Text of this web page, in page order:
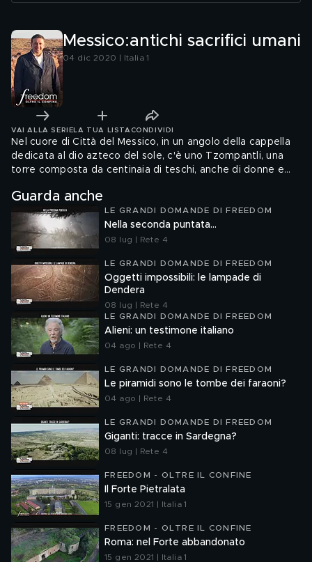
Messico:antichi sacrifici umani
04 dic 2020 | Italia 1
VAI ALLA SERIE LA TUA LISTA CONDIVIDI
Nel cuore di Città del Messico, in un angolo della cappella
dedicata al dio azteco del sole, c'è uno Tzompantli, una
torre composta da centinaia di teschi, anche di donne e
leggenda: ha spaventato i conquistadores spagnoli, arrivati
per espugnare quella che un tempo era la capitale
dell'impero azteco, Tenochtitlan.
Guarda anche
LE GRANDI DOMANDE DI FREEDOM
Nella seconda puntata...
08 lug | Rete 4
LE GRANDI DOMANDE DI FREEDOM
Oggetti impossibili: le lampade di
Dendera
08 lug | Rete 4
LE GRANDI DOMANDE DI FREEDOM
Alieni: un testimone italiano
04 ago | Rete 4
LE GRANDI DOMANDE DI FREEDOM
Le piramidi sono le tombe dei faraoni?
04 ago | Rete 4
LE GRANDI DOMANDE DI FREEDOM
Giganti: tracce in Sardegna?
08 lug | Rete 4
FREEDOM - OLTRE IL CONFINE
Il Forte Pietralata
15 gen 2021 | Italia 1
FREEDOM - OLTRE IL CONFINE
Roma: nel Forte abbandonato
15 gen 2021 | Italia 1